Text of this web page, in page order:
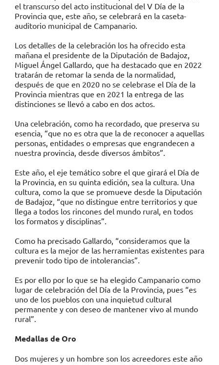
el transcurso del acto institucional del V Día de la
Provincia que, este año, se celebrará en la caseta-
auditorio municipal de Campanario.
Los detalles de la celebración los ha ofrecido esta
mañana el presidente de la Diputación de Badajoz,
Miguel Ángel Gallardo, que ha destacado que en 2022
tratarán de retomar la senda de la normalidad,
después de que en 2020 no se celebrase el Día de la
Provincia mientras que en 2021 la entrega de las
distinciones se llevó a cabo en dos actos.
Una celebración, como ha recordado, que preserva su
esencia, “que no es otra que la de reconocer a aquellas
personas, entidades o empresas que engrandecen a
nuestra provincia, desde diversos ámbitos”.
Este año, el eje temático sobre el que girará el Día de
la Provincia, en su quinta edición, sea la cultura. Una
cultura, como la que se promueve desde la Diputación
de Badajoz, “que no distingue entre territorios y que
llega a todos los rincones del mundo rural, en todos
los formatos y disciplinas”.
Como ha precisado Gallardo, “consideramos que la
cultura es la mejor de las herramientas existentes para
prevenir todo tipo de intolerancias”.
Es por ello por lo que se ha elegido Campanario como
lugar de celebración del Día de la Provincia, pues “es
uno de los pueblos con una inquietud cultural
permanente y con deseo de mantener vivo al mundo
rural”.
Medallas de Oro
Dos mujeres y un hombre son los acreedores este año